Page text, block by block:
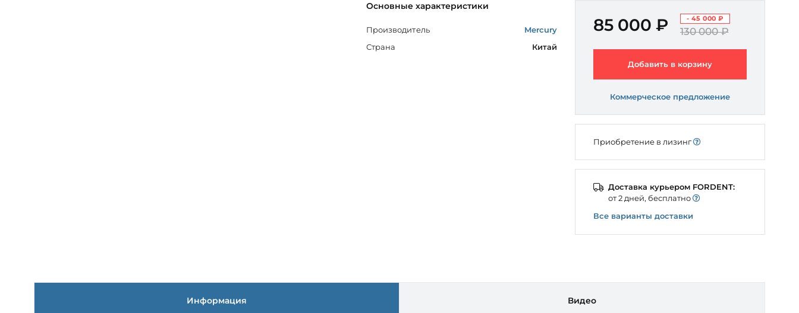
Основные характеристики
Производитель
Mercury
Страна
Китай
85 000 ₽ - 45 000 ₽
130 000 ₽
Добавить в корзину
Коммерческое предложение
Приобретение в лизинг
Доставка курьером FORDENT:
от 2 дней, бесплатно
Все варианты доставки
Информация Видео